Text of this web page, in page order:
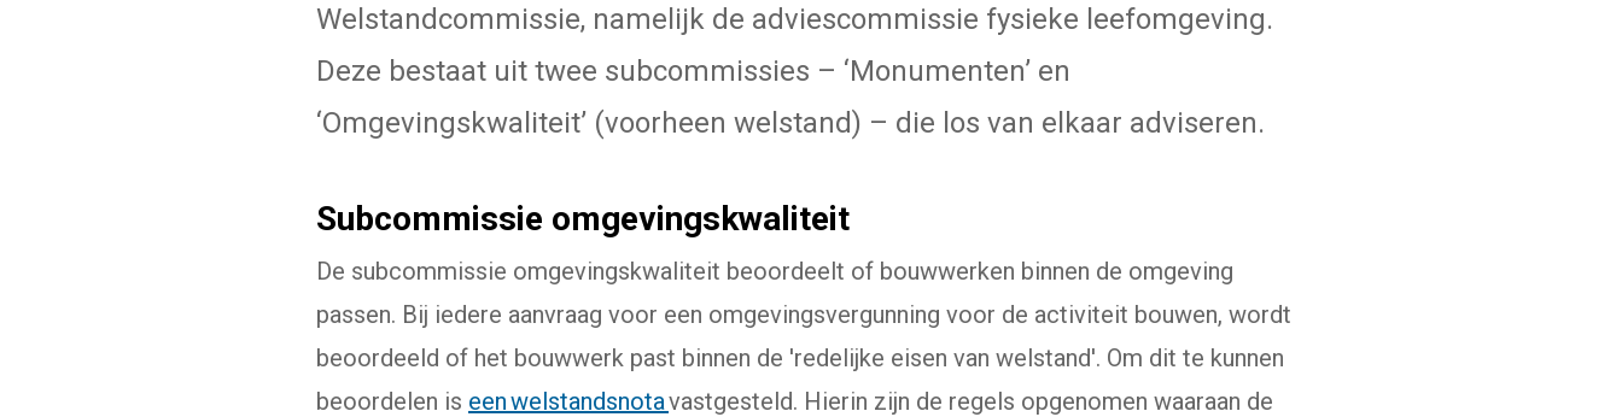
Welstandcommissie, namelijk de adviescommissie fysieke leefomgeving.
Deze bestaat uit twee subcommissies – ‘Monumenten’ en
‘Omgevingskwaliteit’ (voorheen welstand) – die los van elkaar adviseren.
Subcommissie omgevingskwaliteit
De subcommissie omgevingskwaliteit beoordeelt of bouwwerken binnen de omgeving
passen. Bij iedere aanvraag voor een omgevingsvergunning voor de activiteit bouwen, wordt
beoordeeld of het bouwwerk past binnen de 'redelijke eisen van welstand'. Om dit te kunnen
beoordelen is een welstandsnotavastgesteld. Hierin zijn de regels opgenomen waaraan de